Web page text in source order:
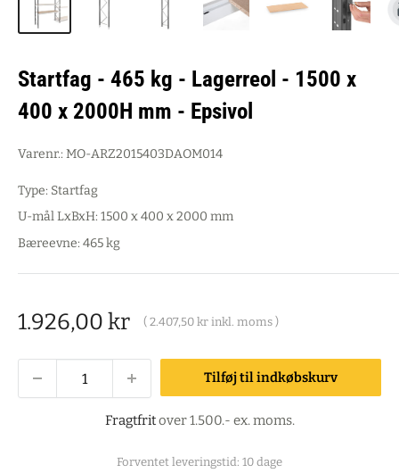
Startfag - 465 kg - Lagerreol - 1500 x
400 x 2000H mm - Epsivol
Varenr.: MO-ARZ2015403DAOM014
Type: Startfag
U-mål LxBxH: 1500 x 400 x 2000 mm
Bæreevne: 465 kg
Salgspris
1.926,00 kr ( 2.407,50 kr inkl. moms )
Tilføj til indkøbskurv
Fragtfritover 1.500.- ex. moms.
Forventet leveringstid: 10 dage